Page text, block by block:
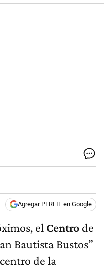
Agregar PERFIL en Google
el Centro de
Bautista Bustos”
de la